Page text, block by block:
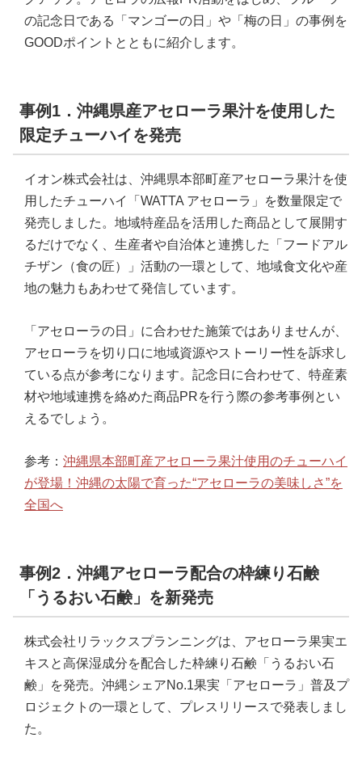
の記念日である「マンゴーの日」や「梅の日」の事例を
GOODポイントとともに紹介します。
事例1．沖縄県産アセローラ果汁を使用した
限定チューハイを発売
イオン株式会社は、沖縄県本部町産アセローラ果汁を使
用したチューハイ「WATTA アセローラ」を数量限定で
発売しました。地域特産品を活用した商品として展開す
るだけでなく、生産者や自治体と連携した「フードアル
チザン（食の匠）」活動の一環として、地域食文化や産
地の魅力もあわせて発信しています。
「アセローラの日」に合わせた施策ではありませんが、
アセローラを切り口に地域資源やストーリー性を訴求し
ている点が参考になります。記念日に合わせて、特産素
材や地域連携を絡めた商品PRを行う際の参考事例とい
えるでしょう。
参考： 沖縄県本部町産アセローラ果汁使用のチューハイ
が登場！沖縄の太陽で育った“アセローラの美味しさ”を
全国へ
事例2．沖縄アセローラ配合の枠練り石鹸
「うるおい石鹸」を新発売
株式会社リラックスプランニングは、アセローラ果実エ
キスと高保湿成分を配合した枠練り石鹸「うるおい石
鹸」を発売。沖縄シェアNo.1果実「アセローラ」普及プ
ロジェクトの一環として、プレスリリースで発表しまし
た。